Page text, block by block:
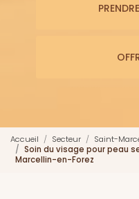
Accueil Secteur
Saint-
Soin du visage pour peau
Marcellin-en-Forez